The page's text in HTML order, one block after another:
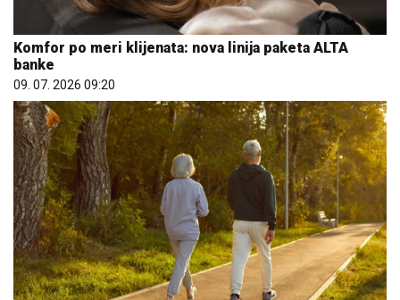
Komfor po meri klijenata: nova linija paketa ALTA
banke
09. 07. 2026 09:20